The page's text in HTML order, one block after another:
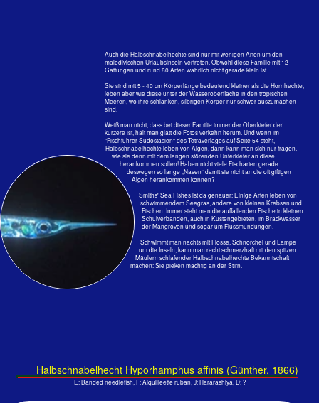
Größe: 24 cm, Tiefe: 0.1 m; Magala, Ari - Atoll, 1994
Fliegender Fisch Cypselurus poecilopterus
Wie soll man als langsamer Schnochler mit 2 Kameras um den Hals, mit
Bleigürtel und all dem Zeug an so ein Bild kommen? Dieser Fliegende Fisch
lag morgens tot am Strand der kleinen Insel Magala bei Ellaidhoo. Das ist so
ziemlich die einzige Chance: mit einer Hand den Fisch ins Wasser halten und
mit der anderen die Nikonos auslösen! Man sieht sie ja sonst nur von den
Booten aus, wenn sie vor diesen Reißaus nehmen.
Die Brustflossen sind gewaltig vergrößert. Ausgebreitet erinnern die
Brustflossen an die Schwingen eines Vogel und sie können mit ihnen segeln,
wie diese in Aufwinden. Sie schlagen nicht mit den Flügeln/Flossen und
gelegentlich zu beobachtendes Vibrieren ist auf Luftströmungen
Sie nehmen mit der Schwanzflosse unter Wasser Geschwindigkeit auf,
durchstoßen die Oberfläche, segeln ein paar Meter, tauchen beim Absinken
zuerst mit der Schwanzflosse wieder ins Wasser und nehmen noch mehr
Tempo auf, holen den endgültigen Schwung zum Gleiten über Strecken
zwischen 50 und, mit mehreren Anläufen, 200 m.